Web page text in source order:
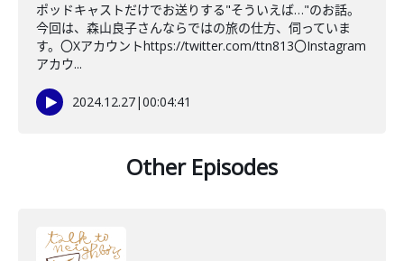
ポッドキャストだけでお送りする"そういえば…"のお話。
今回は、森山良子さんならではの旅の仕方、伺っていま
す。〇Xアカウントhttps://twitter.com/ttn813〇Instagram
アカウ...
2024.12.27|00:04:41
Other Episodes